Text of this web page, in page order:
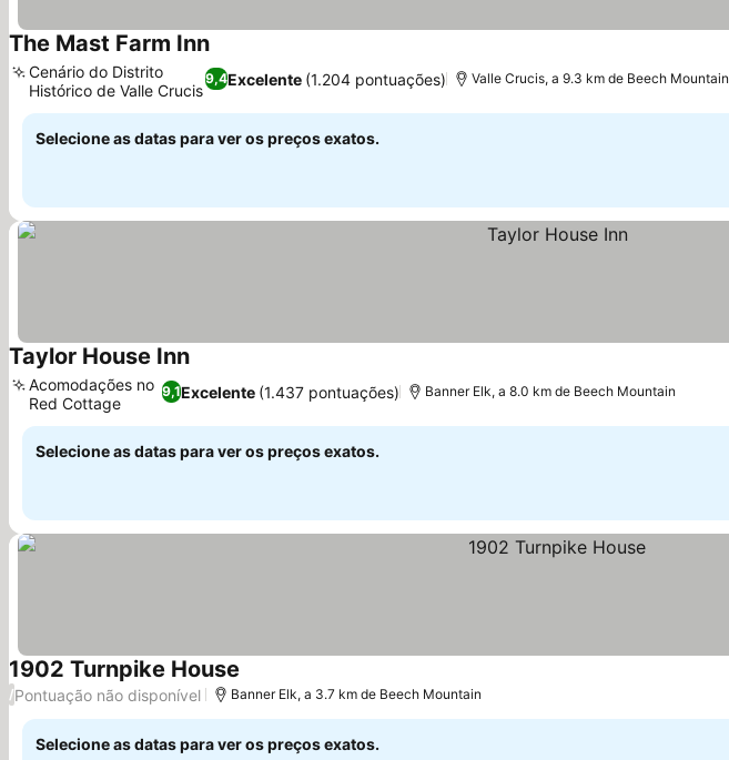
The Mast Farm InnVer preços
9,4Excelente (1.204 pontuações)
Cenário do Distrito
Histórico de Valle Crucis
Valle Crucis, a 9.3 km de Beech Mountain
Selecione as datas para ver os preços exatos.
Taylor House InnVer preços
9,1Excelente (1.437 pontuações)
Acomodações no
Red Cottage
Banner Elk, a 8.0 km de Beech Mountain
Selecione as datas para ver os preços exatos.
1902 Turnpike House
/Pontuação não disponível Banner Elk, a 3.7 km de Beech Mountain
Selecione as datas para ver os preços exatos.